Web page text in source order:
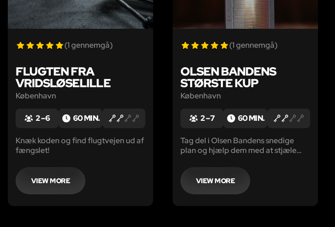
(1 gennemgå)
FLUGTEN FRA
VRIDSLØSELILLE
København
2 – 6 60 MIN.
Knæk koden og find flugtvejen ud af
fængslet!
VIEW MORE
(1 gennemgå)
OLSEN BANDENS
STØRSTE KUP
København
2 – 7 60 MIN.
Tag del i Olsen Bandens snedige
plan og hjælp dem med at stjæle
VIEW MORE